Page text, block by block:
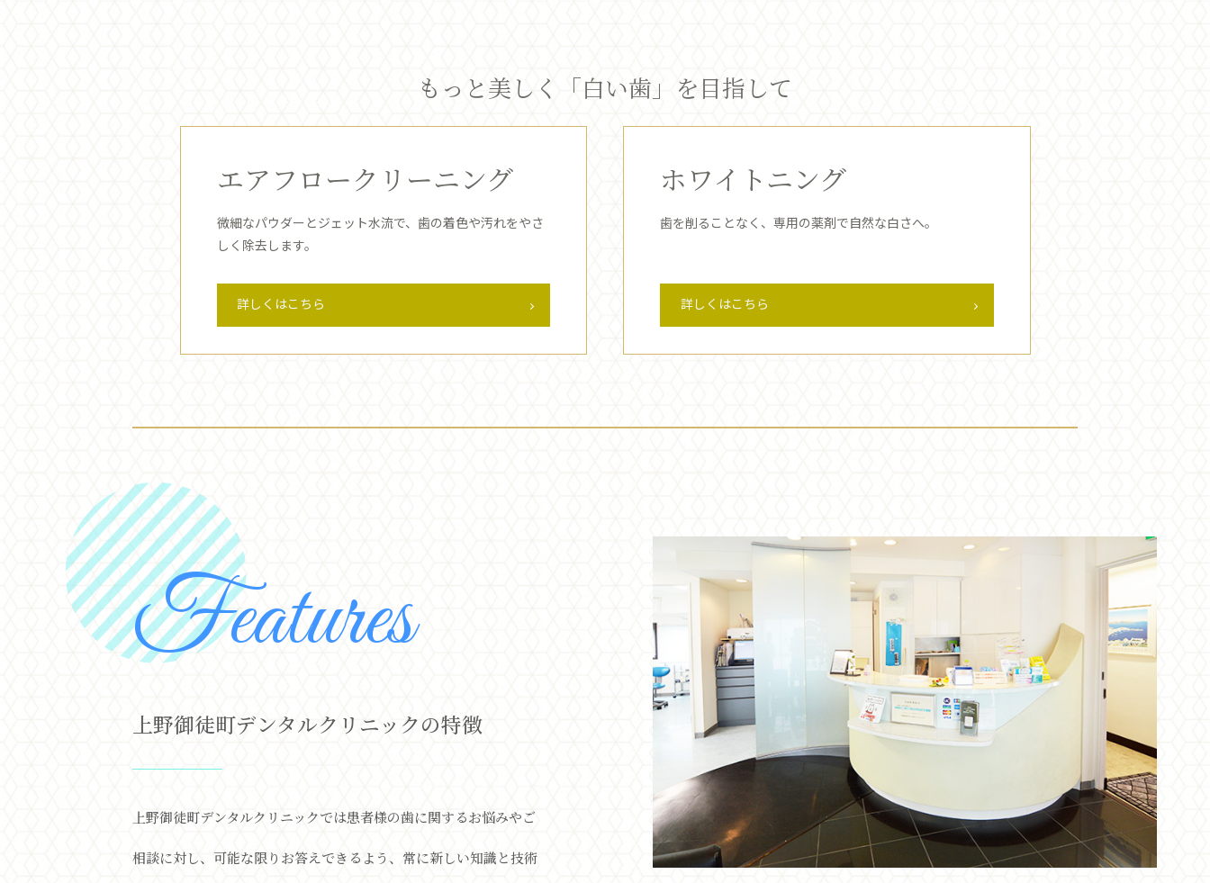
もっと美しく「白い歯」を目指して
エアフロークリーニング
微細なパウダーとジェット水流で、歯の着色や汚れをやさ
しく除去します。
詳しくはこちら
ホワイトニング
歯を削ることなく、専用の薬剤で自然な白さへ。
詳しくはこちら
Features
上野御徒町デンタルクリニックの特徴
上野御徒町デンタルクリニックでは患者様の歯に関するお悩みやご
相談に対し、可能な限りお答えできるよう、常に新しい知識と技術